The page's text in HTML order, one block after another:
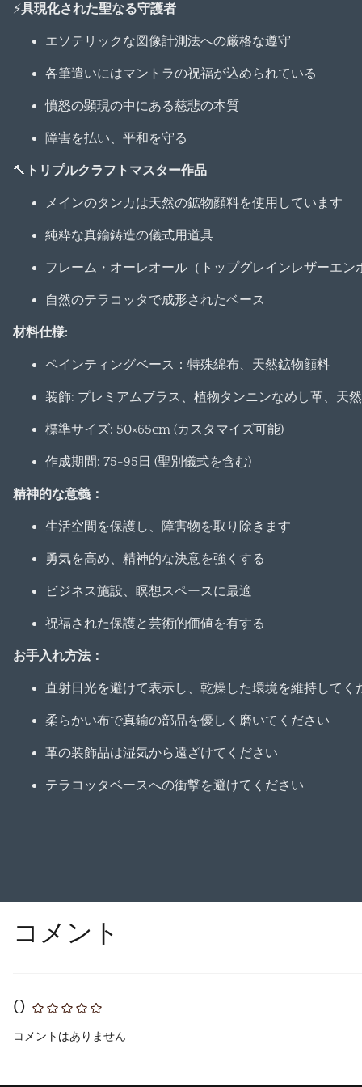
⚡具現化された聖なる守護者
エソテリックな図像計測法への厳格な遵守
各筆遣いにはマントラの祝福が込められている
憤怒の顕現の中にある慈悲の本質
障害を払い、平和を守る
🔨 トリプルクラフトマスター作品
メインのタンカは天然の鉱物顔料を使用しています
純粋な真鍮鋳造の儀式用道具
フレーム・オーレオール（トップグレインレザーエン
自然のテラコッタで成形されたベース
材料仕様:
ペインティングベース：特殊綿布、天然鉱物顔料
装飾: プレミアムブラス、植物タンニンなめし革、天
標準サイズ: 50×65cm (カスタマイズ可能)
作成期間: 75-95日 (聖別儀式を含む)
精神的な意義：
生活空間を保護し、障害物を取り除きます
勇気を高め、精神的な決意を強くする
ビジネス施設、瞑想スペースに最適
祝福された保護と芸術的価値を有する
お手入れ方法：
直射日光を避けて表示し、乾燥した環境を維持してく
柔らかい布で真鍮の部品を優しく磨いてください
革の装飾品は湿気から遠ざけてください
テラコッタベースへの衝撃を避けてください
コメント
0
コメントはありません